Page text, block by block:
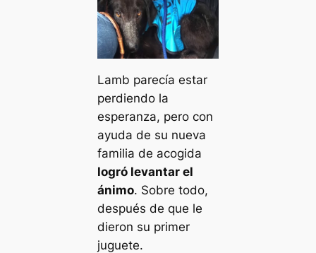
Lamb parecía estar
perdiendo la
esperanza, pero con
ayuda de su nueva
familia de acogida
logró levantar el
ánimo. Sobre todo,
después de que le
dieron su primer
juguete.